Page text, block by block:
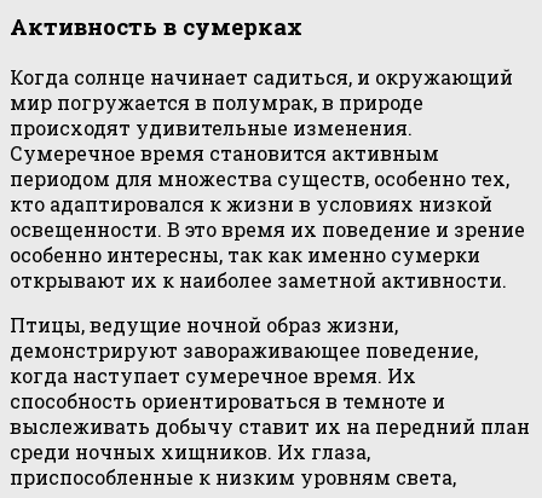
Активность в сумерках
Когда солнце начинает садиться, и окружающий
мир погружается в полумрак, в природе
происходят удивительные изменения.
Сумеречное время становится активным
периодом для множества существ, особенно тех,
кто адаптировался к жизни в условиях низкой
освещенности. В это время их поведение и зрение
особенно интересны, так как именно сумерки
открывают их к наиболее заметной активности.
Птицы, ведущие ночной образ жизни,
демонстрируют завораживающее поведение,
когда наступает сумеречное время. Их
способность ориентироваться в темноте и
выслеживать добычу ставит их на передний план
среди ночных хищников. Их глаза,
приспособленные к низким уровням света,